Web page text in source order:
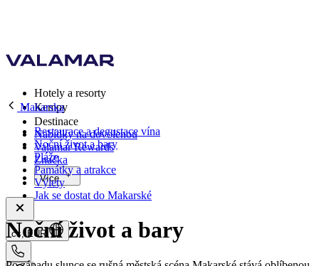
Hotely a resorty
Kempy
Destinace
Nabídky na dovolenou
Valamar Rewards
Značka
Více
cs, EUR
Makarska
Restaurace a degustace vína
Noční život a bary
Pláže
Památky a atrakce
Výlety
Jak se dostat do Makarské
Noční život a bary